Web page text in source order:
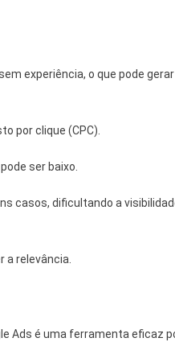
experiência, o que pode
por clique (CPC).
ser baixo.
casos, dificultando a
a relevância.
Ads é uma ferramenta eficaz